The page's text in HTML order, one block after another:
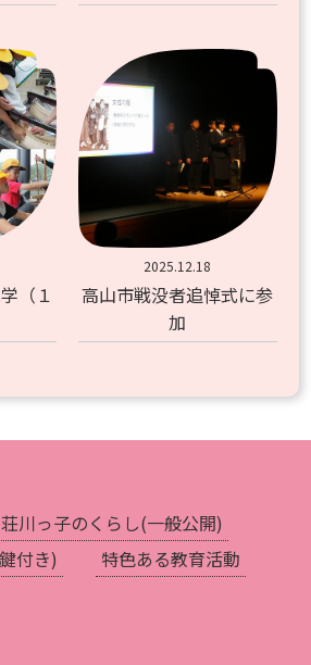
（１
2025.12.18
高山市戦没者追悼式に参
加
荘川っ子のくらし(一般公開)
付き)
特色ある教育活動